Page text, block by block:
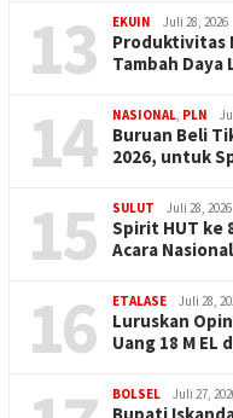
13 EKUIN Juli 28, 2026
Produktivitas
Tambah Daya
14 NASIONAL, PLN
Buruan Beli
2026, untuk
15 SULUT Juli 28, 2026
Spirit HUT ke
Acara
16 ETALASE Juli 28,
Luruskan
Uang 18 M EL
BOLSEL Juli 27,